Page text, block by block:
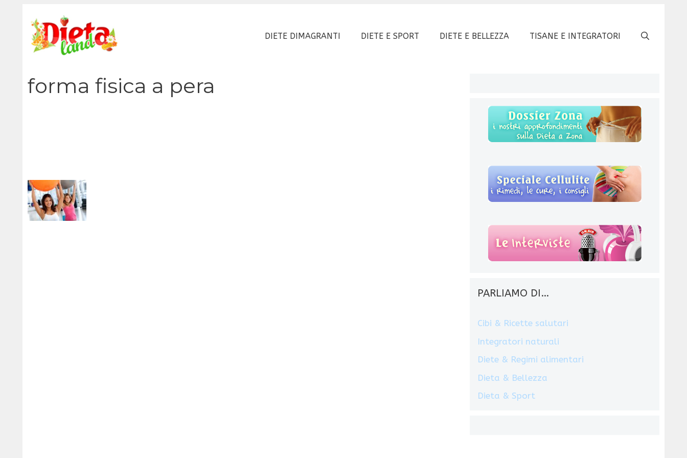
contenuto
DIETE DIMAGRANTI DIETE E SPORT DIETE E BELLEZZA TISANE E INTEGRATORI
forma fisica a pera
PARLIAMO DI…
Cibi & Ricette salutari
Integratori naturali
Diete & Regimi alimentari
Dieta & Bellezza
Dieta & Sport